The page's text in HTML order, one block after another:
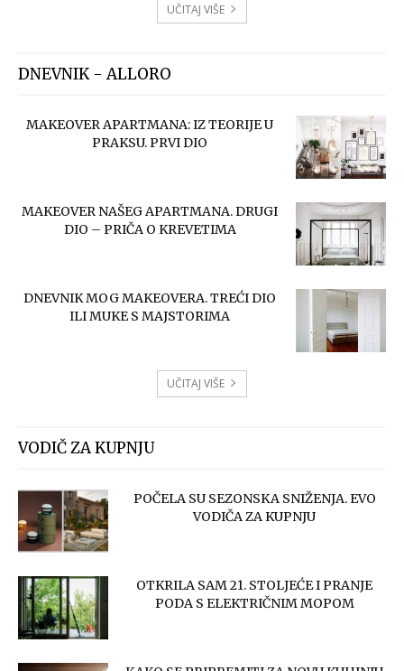
UČITAJ VIŠE
DNEVNIK - ALLORO
MAKEOVER APARTMANA: IZ TEORIJE U
PRAKSU. PRVI DIO
MAKEOVER NAŠEG APARTMANA. DRUGI
DIO – PRIČA O KREVETIMA
DNEVNIK MOG MAKEOVERA. TREĆI DIO
ILI MUKE S MAJSTORIMA
UČITAJ VIŠE
VODIČ ZA KUPNJU
POČELA SU SEZONSKA SNIŽENJA. EVO
VODIČA ZA KUPNJU
OTKRILA SAM 21. STOLJEĆE I PRANJE
PODA S ELEKTRIČNIM MOPOM